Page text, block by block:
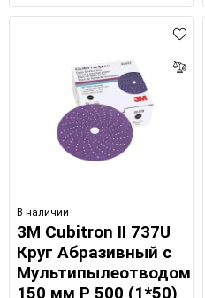
В наличии
3M Cubitron II 737U
Круг Абразивный c
Мультипылеотводом
150 мм Р 500 (1*50)